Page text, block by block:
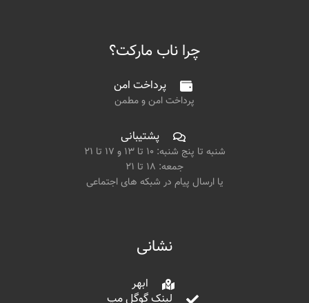
چرا ناب مارکت؟
پرداخت امن
پرداخت امن و مطمن
پشتیبانی
شنبه تا پنج شنبه: ۱۰ تا ۱۳ و ۱۷ تا ۲۱
جمعه: ۱۸ تا ۲۱
یا ارسال پیام در شبکه های اجتماعی
نشانی
ابهر
لینک گوگل مپ